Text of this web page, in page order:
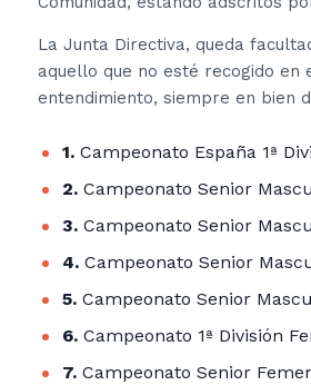
La Junta Directiva, queda
aquello que no esté recogido en
entendimiento, siempre en bien
1. Campeonato España 1ª
2. Campeonato Senior
3. Campeonato Senior
4. Campeonato Senior
5. Campeonato Senior
6. Campeonato 1ª División
7. Campeonato Senior